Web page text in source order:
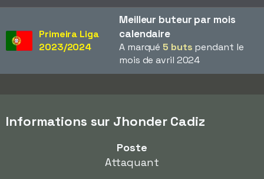
Primeira Liga
2023/2024
Meilleur buteur par mois
calendaire
A marqué 5 buts pendant le
mois de avril 2024
Informations sur Jhonder Cadiz
Poste
Attaquant